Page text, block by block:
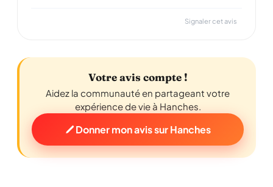
Signaler cet avis
Votre avis compte !
Aidez la communauté en partageant votre
expérience de vie à Hanches.
Donner mon avis sur Hanches